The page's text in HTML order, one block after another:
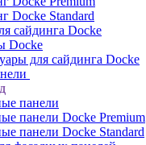
Docke Standard
сайдинга Docke
Docke
для сайдинга Docke
панели
панели Docke Premium
панели Docke Standard